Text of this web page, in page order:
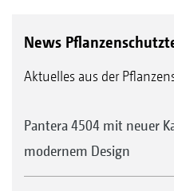
News
Aktuelles aus der
Pantera 4504 mit neuer
modernem Design